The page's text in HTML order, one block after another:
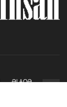
ƏLAQƏ